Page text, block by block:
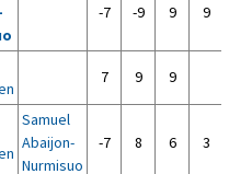
-7 -9 9 9
7 9 9
Samuel
Abaijon-
Nurmisuo
-7 8 6 3